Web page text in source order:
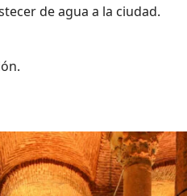
de agua a la ciudad.